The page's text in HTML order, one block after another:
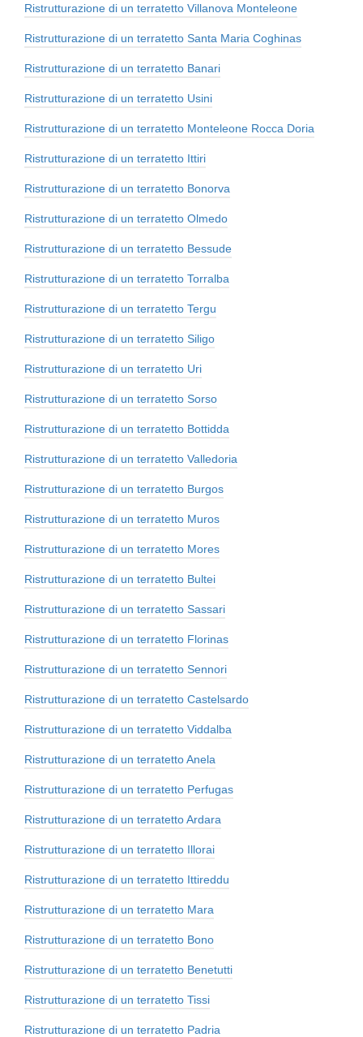
Ristrutturazione di un terratetto Villanova Monteleone
Ristrutturazione di un terratetto Santa Maria Coghinas
Ristrutturazione di un terratetto Banari
Ristrutturazione di un terratetto Usini
Ristrutturazione di un terratetto Monteleone Rocca Doria
Ristrutturazione di un terratetto Ittiri
Ristrutturazione di un terratetto Bonorva
Ristrutturazione di un terratetto Olmedo
Ristrutturazione di un terratetto Bessude
Ristrutturazione di un terratetto Torralba
Ristrutturazione di un terratetto Tergu
Ristrutturazione di un terratetto Siligo
Ristrutturazione di un terratetto Uri
Ristrutturazione di un terratetto Sorso
Ristrutturazione di un terratetto Bottidda
Ristrutturazione di un terratetto Valledoria
Ristrutturazione di un terratetto Burgos
Ristrutturazione di un terratetto Muros
Ristrutturazione di un terratetto Mores
Ristrutturazione di un terratetto Bultei
Ristrutturazione di un terratetto Sassari
Ristrutturazione di un terratetto Florinas
Ristrutturazione di un terratetto Sennori
Ristrutturazione di un terratetto Castelsardo
Ristrutturazione di un terratetto Viddalba
Ristrutturazione di un terratetto Anela
Ristrutturazione di un terratetto Perfugas
Ristrutturazione di un terratetto Ardara
Ristrutturazione di un terratetto Illorai
Ristrutturazione di un terratetto Ittireddu
Ristrutturazione di un terratetto Mara
Ristrutturazione di un terratetto Bono
Ristrutturazione di un terratetto Benetutti
Ristrutturazione di un terratetto Tissi
Ristrutturazione di un terratetto Padria